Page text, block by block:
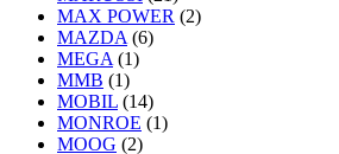
MAX POWER (2)
MAZDA (6)
MEGA (1)
MMB (1)
MOBIL (14)
MONROE (1)
MOOG (2)